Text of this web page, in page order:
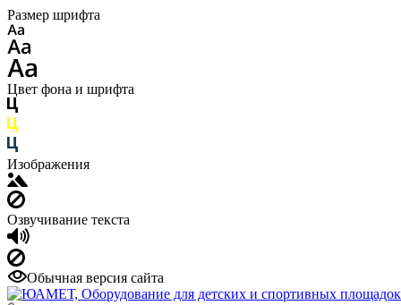
Размер шрифта
Цвет фона и шрифта
Изображения
Озвучивание текста
Обычная версия сайта